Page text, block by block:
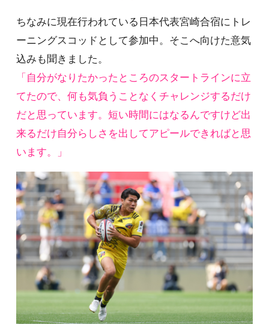
ちなみに現在行われている日本代表宮崎合宿にトレ
ーニングスコッドとして参加中。そこへ向けた意気
込みも聞きました。
「自分がなりたかったところのスタートラインに立
てたので、何も気負うことなくチャレンジするだけ
だと思っています。短い時間にはなるんですけど出
来るだけ自分らしさを出してアピールできればと思
います。」